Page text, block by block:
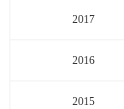
2017
2016
2015